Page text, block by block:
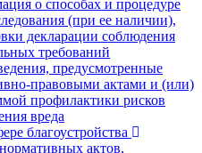
о способах и процедуре
(при ее наличии),
декларации соблюдения
требований
предусмотренные
правовыми актами и (или)
профилактики рисков
вреда
благоустройства
актов,